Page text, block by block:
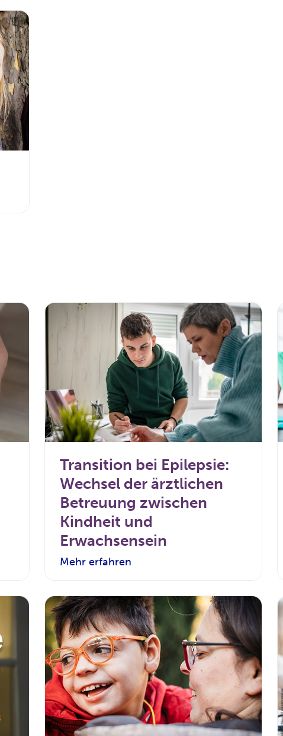
Transition bei Epilepsie:
Wechsel der ärztlichen
Betreuung zwischen
Kindheit und
Erwachsensein
Mehr erfahren